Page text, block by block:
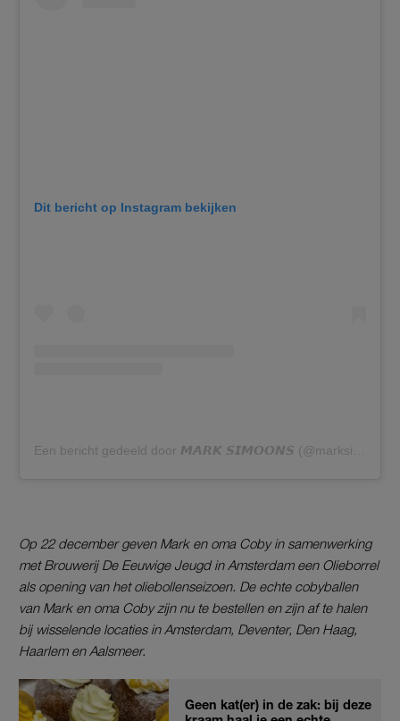
Dit bericht op Instagram bekijken
Op 22 december geven Mark en oma Coby in samenwerking
met Brouwerij De Eeuwige Jeugd in Amsterdam een Olieborrel
als opening van het oliebollenseizoen. De echte cobyballen
van Mark en oma Coby zijn nu te bestellen en zijn af te halen
bij wisselende locaties in Amsterdam, Deventer, Den Haag,
Haarlem en Aalsmeer.
Geen kat(er) in de zak: bij deze